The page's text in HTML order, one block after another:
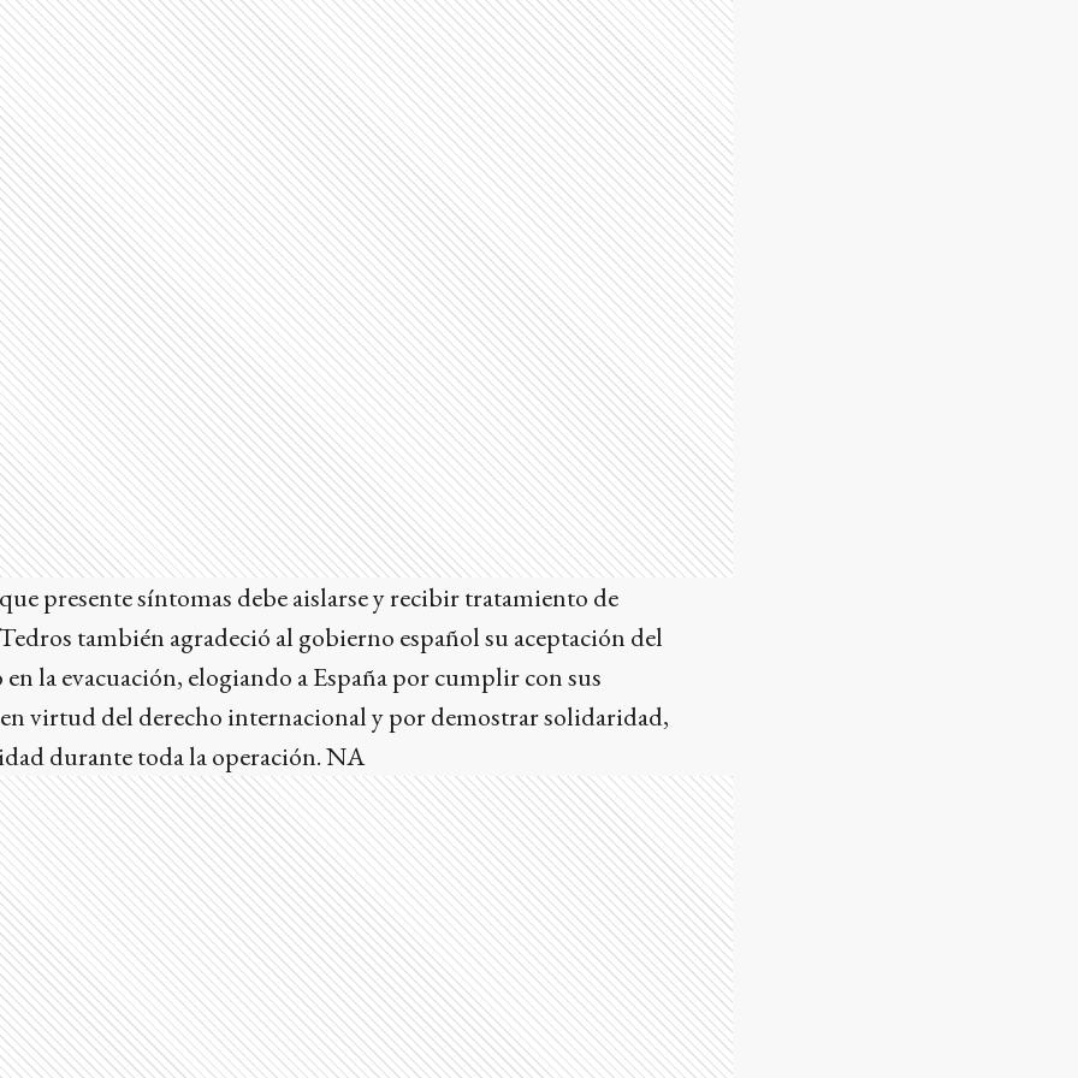
presente síntomas debe aislarse y recibir tratamiento de
también agradeció al gobierno español su aceptación del
la evacuación, elogiando a España por cumplir con sus
virtud del derecho internacional y por demostrar solidaridad,
durante toda la operación. NA